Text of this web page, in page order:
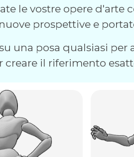
le vostre opere d'arte
prospettive e
una posa qualsiasi per
creare il riferimento